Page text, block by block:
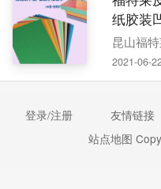
纸胶装
昆山福
2021-06-
登录/注册 友情链接
站点地图